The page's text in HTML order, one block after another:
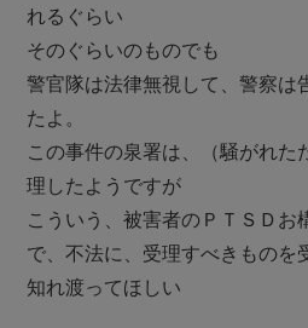
れるぐらい
そのぐらいのものでも
警官隊は法律無視して、警察は
たよ。
この事件の泉署は、（騒がれた
理したようですが
こういう、被害者のＰＴＳＤお
で、不法に、受理すべきものを
知れ渡ってほしい